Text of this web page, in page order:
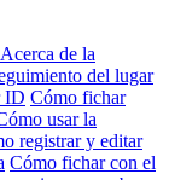
Acerca de la
del lugar
ID Cómo fichar
usar la
registrar y editar
Cómo fichar con el